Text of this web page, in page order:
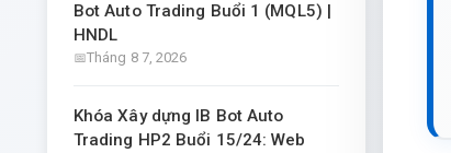
Bot Auto Trading Buổi 1 (MQL5) |
HNDL
Tháng 8 7, 2026
Khóa Xây dựng IB Bot Auto
Trading HP2 Buổi 15/24: Web